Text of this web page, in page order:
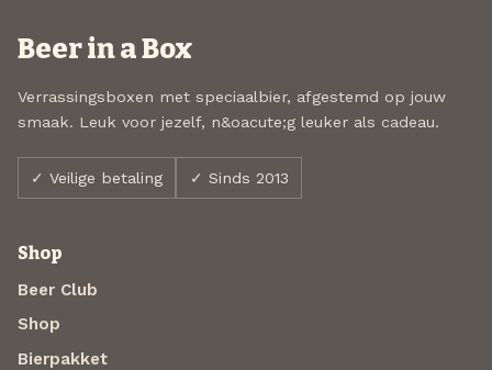
Beer in a Box
Verrassingsboxen met speciaalbier, afgestemd op jouw
smaak. Leuk voor jezelf, n&oacute;g leuker als cadeau.
✓ Veilige betaling ✓ Sinds 2013
Shop
Beer Club
Shop
Bierpakket